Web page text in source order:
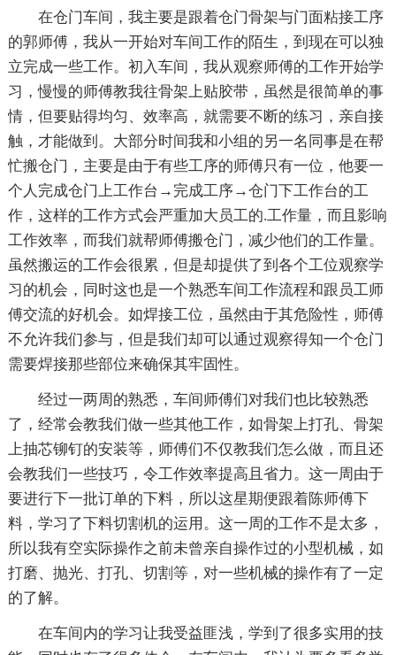
在仓门车间，我主要是跟着仓门骨架与门面粘接工序
的郭师傅，我从一开始对车间工作的陌生，到现在可以独
立完成一些工作。初入车间，我从观察师傅的工作开始学
习，慢慢的师傅教我往骨架上贴胶带，虽然是很简单的事
情，但要贴得均匀、效率高，就需要不断的练习，亲自接
触，才能做到。大部分时间我和小组的另一名同事是在帮
忙搬仓门，主要是由于有些工序的师傅只有一位，他要一
个人完成仓门上工作台→完成工序→仓门下工作台的工
作，这样的工作方式会严重加大员工的.工作量，而且影响
工作效率，而我们就帮师傅搬仓门，减少他们的工作量。
虽然搬运的工作会很累，但是却提供了到各个工位观察学
习的机会，同时这也是一个熟悉车间工作流程和跟员工师
傅交流的好机会。如焊接工位，虽然由于其危险性，师傅
不允许我们参与，但是我们却可以通过观察得知一个仓门
需要焊接那些部位来确保其牢固性。
经过一两周的熟悉，车间师傅们对我们也比较熟悉
了，经常会教我们做一些其他工作，如骨架上打孔、骨架
上抽芯铆钉的安装等，师傅们不仅教我们怎么做，而且还
会教我们一些技巧，令工作效率提高且省力。这一周由于
要进行下一批订单的下料，所以这星期便跟着陈师傅下
料，学习了下料切割机的运用。这一周的工作不是太多，
所以我有空实际操作之前未曾亲自操作过的小型机械，如
打磨、抛光、打孔、切割等，对一些机械的操作有了一定
的了解。
在车间内的学习让我受益匪浅，学到了很多实用的技